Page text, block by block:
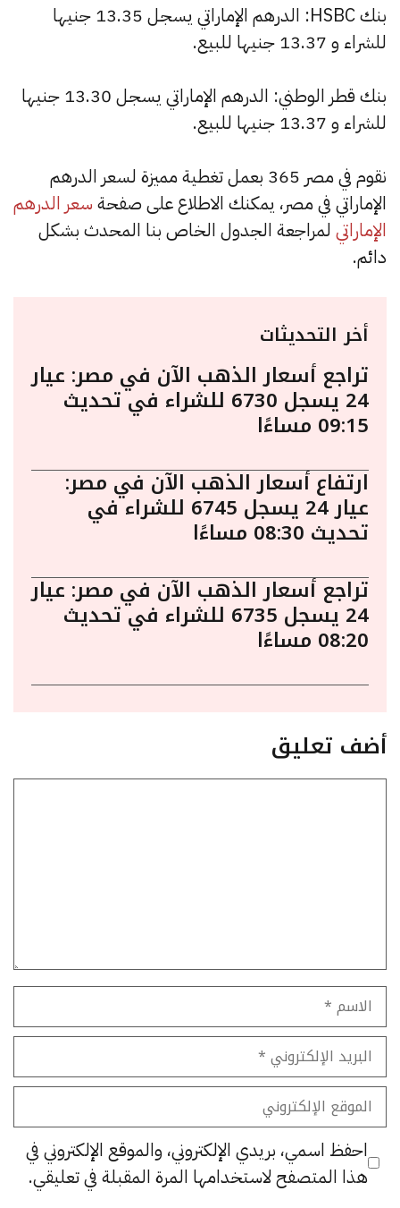
بنك HSBC: الدرهم الإماراتي يسجل 13.35 جنيها
للشراء و 13.37 جنيها للبيع.
بنك قطر الوطني: الدرهم الإماراتي يسجل 13.30 جنيها
للشراء و 13.37 جنيها للبيع.
نقوم في مصر 365 بعمل تغطية مميزة لسعر الدرهم
الإماراتي في مصر، يمكنك الاطلاع على صفحة سعر الدرهم
الإماراتي لمراجعة الجدول الخاص بنا المحدث بشكل
دائم.
أخر التحديثات
تراجع أسعار الذهب الآن في مصر: عيار
24 يسجل 6730 للشراء في تحديث
09:15 مساءًا
ارتفاع أسعار الذهب الآن في مصر:
عيار 24 يسجل 6745 للشراء في
تحديث 08:30 مساءًا
تراجع أسعار الذهب الآن في مصر: عيار
24 يسجل 6735 للشراء في تحديث
08:20 مساءًا
أضف تعليق
الاسم
البريد
الإلكتروني
الموقع
الإلكتروني
احفظ اسمي، بريدي الإلكتروني، والموقع الإلكتروني في
هذا المتصفح لاستخدامها المرة المقبلة في تعليقي.